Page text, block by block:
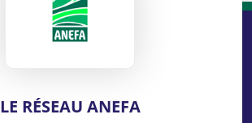
LE RÉSEAU ANEFA